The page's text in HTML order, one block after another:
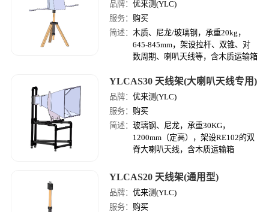
品牌：优来测(YLC)
服务： 购买
简述：木质、尼龙/玻璃钢，承重20kg，
645-845mm，架设拉杆、双锥、对
数周期、喇叭天线等，含木质运输箱
YLCAS30 天线架(大喇叭天线专用)
品牌：优来测(YLC)
服务： 购买
简述：玻璃钢、尼龙，承重30KG，
1200mm（定高），架设RE102的双
脊大喇叭天线，含木质运输箱
YLCAS20 天线架(通用型)
品牌：优来测(YLC)
服务： 购买